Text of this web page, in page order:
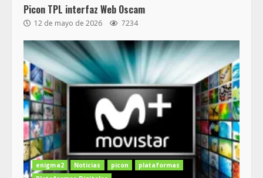
Picon TPL interfaz Web Oscam
12 de mayo de 2026 7234
enigma2 Noticias picon
plataformas